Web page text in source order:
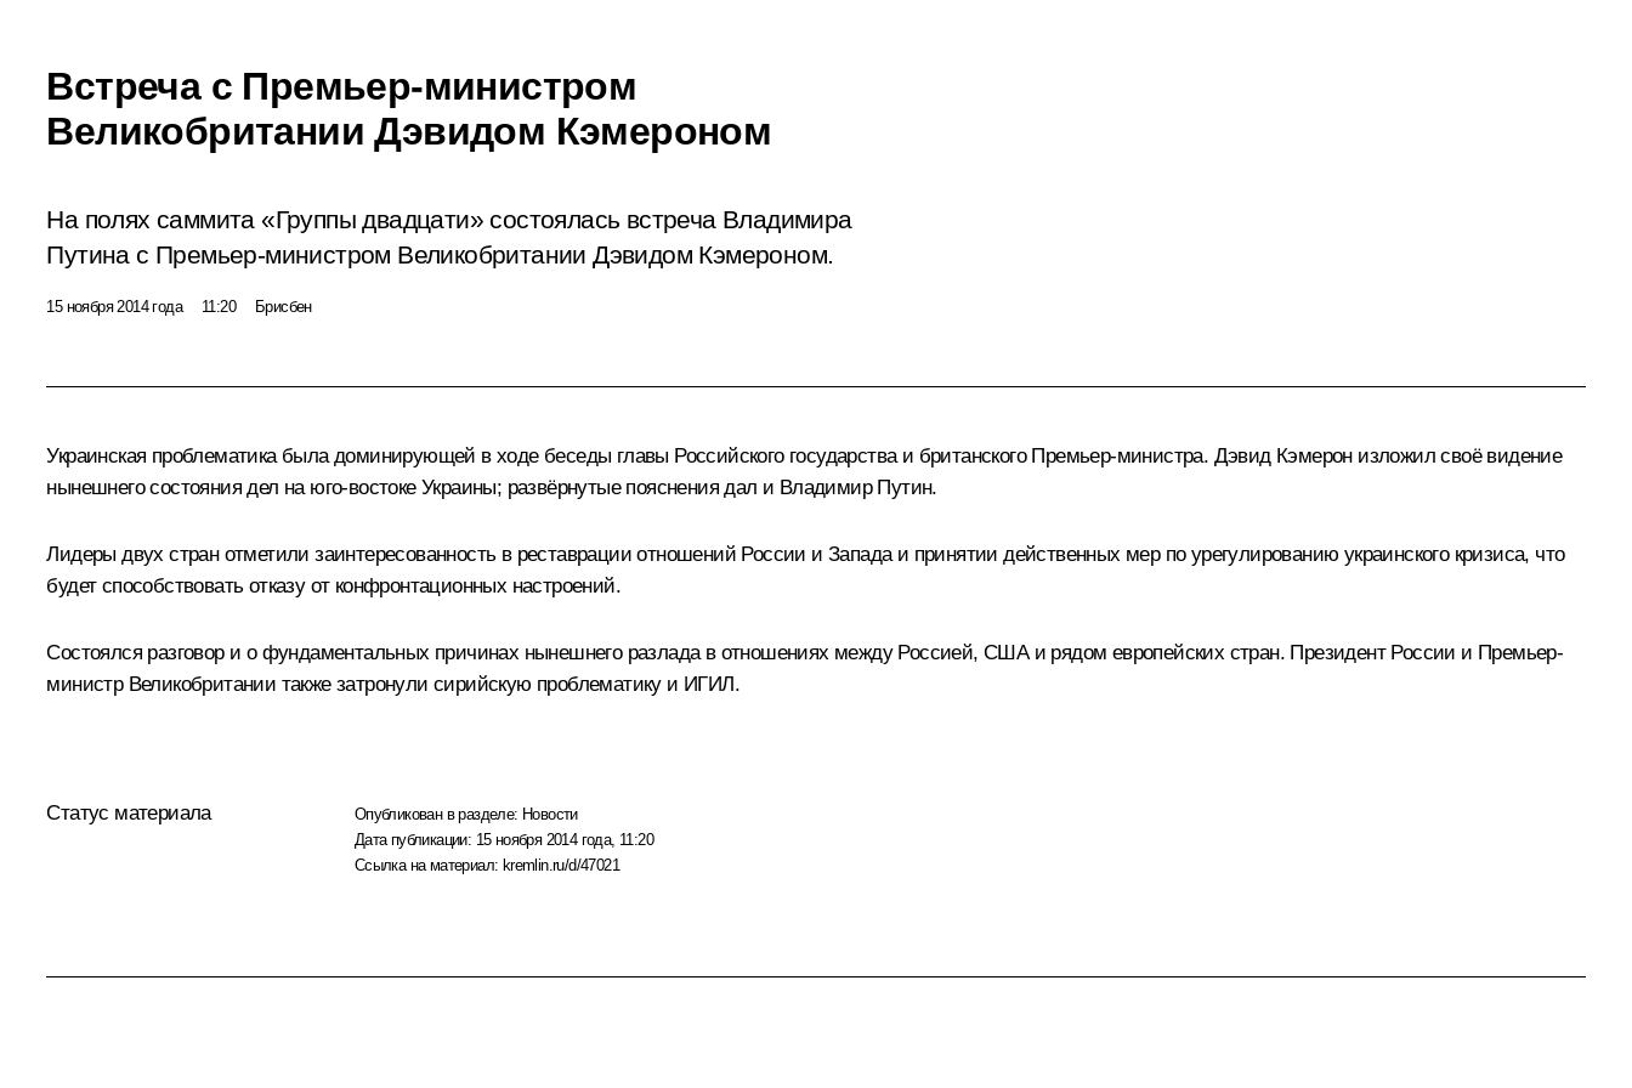
Встреча с Премьер-министром
Великобритании Дэвидом Кэмероном
На полях саммита «Группы двадцати» состоялась встреча Владимира
Путина с Премьер-министром Великобритании Дэвидом Кэмероном.
15 ноября 2014 года 11:20 Брисбен
Украинская проблематика была доминирующей в ходе беседы главы Российского государства и британского Премьер-министра. Дэвид Кэмеронизложил своё видение
нынешнего состояния дел на юго-востоке Украины; развёрнутые пояснения дал и Владимир Путин.
Лидеры двух стран отметили заинтересованность в реставрации отношений России и Запада и принятии действенных мер по урегулированию украинского кризиса, что
будет способствовать отказу от конфронтационных настроений.
Состоялся разговор и о фундаментальных причинах нынешнего разлада в отношениях между Россией, США и рядом европейских стран. Президент России и Премьер-
министр Великобритании также затронули сирийскую проблематику и ИГИЛ.
Статус материала Опубликован в разделе: Новости
Дата публикации: 15 ноября 2014 года, 11:20
Ссылка на материал: kremlin.ru/d/47021